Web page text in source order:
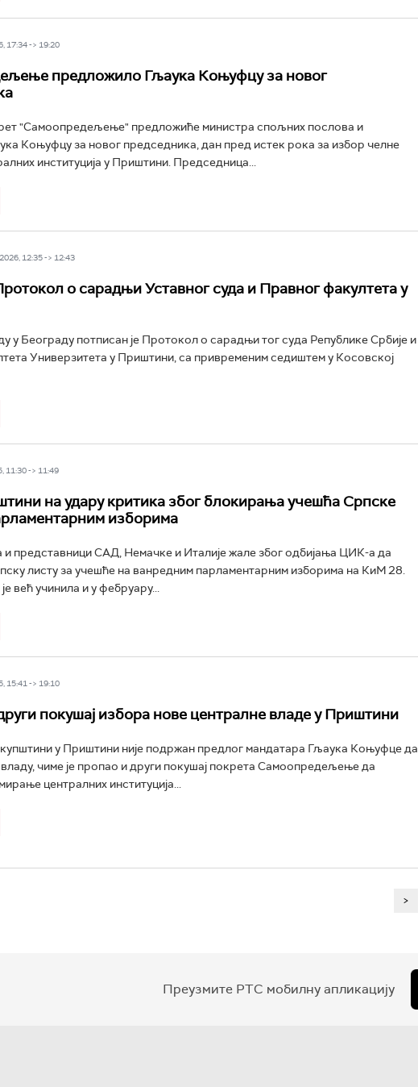
17:34 -> 19:20
предложило Гљаука Коњуфцу за новог
"Самоопредељење" предложиће министра спољних послова и
Коњуфцу за новог председника, дан пред истек рока за избор челне
институција у Приштини. Председница...
12:35 -> 12:43
о сарадњи Уставног суда и Правног факултета у
у Београду потписан је Протокол о сарадњи тог суда Републике Србије и
Универзитета у Приштини, са привременим седиштем у Косовској
11:30 -> 11:49
на удару критика због блокирања учешћа Српске
изборима
представници САД, Немачке и Италије жале због одбијања ЦИК-а да
листу за учешће на ванредним парламентарним изборима на КиМ 28.
већ учинила и у фебруару...
15:41 -> 19:10
покушај избора нове централне владе у Приштини
у Приштини није подржан предлог мандатара Гљаука Коњуфце да
чиме је пропао и други покушај покрета Самоопредељење да
централних институција...
>
Преузмите РТС мобилну апликацију